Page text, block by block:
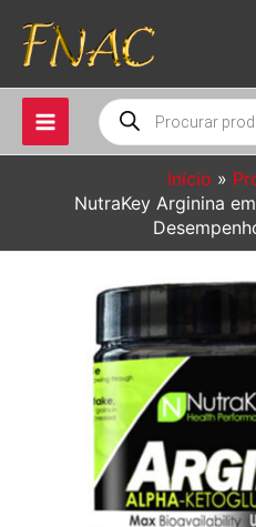
para
conteúdo
Pesquisar
produtos
Início
NutraKey Arginina